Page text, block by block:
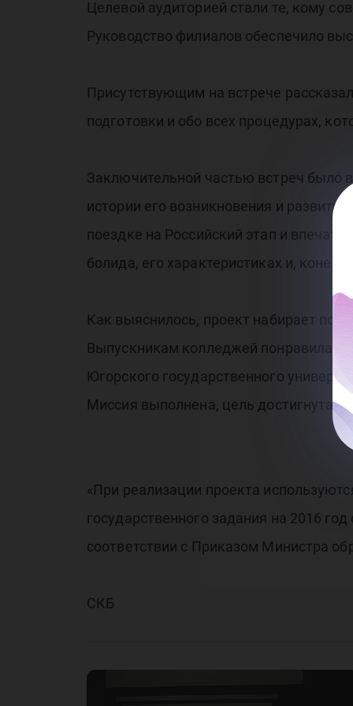
Целевой аудиторией стали те, кому
Руководство филиалов обеспечило
Присутствующим на встрече
подготовки и обо всех процедурах,
Заключительной частью встреч было
истории его возникновения и
поездке на Российский этап и
болида, его характеристиках и,
Как выяснилось, проект набирает
Выпускникам колледжей понравилась
Югорского государственного
Миссия выполнена, цель достигнута,
«При реализации проекта
государственного задания на 2016
соответствии с Приказом Министра
СКБ